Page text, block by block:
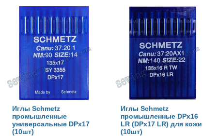
Иглы Schmetz
промышленные
универсальные DPx17
(10шт)
Иглы Schmetz
промышленные DPx16
LR (DPx17 LR) для кожи
(10шт)